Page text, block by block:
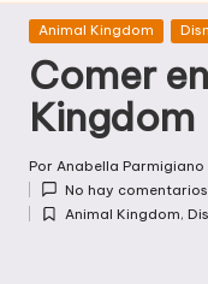
Publicada
Animal Kingdom
Comer
Kingdom
Publicado
por
Por Anabella Parmigiano
No hay comentarios
Publicada
Animal Kingdom,